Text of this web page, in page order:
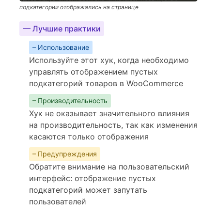
подкатегории отображались на странице
— Лучшие практики
– Использование
Используйте этот хук, когда необходимо
управлять отображением пустых
подкатегорий товаров в WooCommerce
– Производительность
Хук не оказывает значительного влияния
на производительность, так как изменения
касаются только отображения
– Предупреждения
Обратите внимание на пользовательский
интерфейс: отображение пустых
подкатегорий может запутать
пользователей